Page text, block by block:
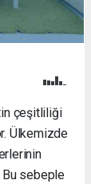
çeşitliliği
Ülkemizde
Bu sebeple